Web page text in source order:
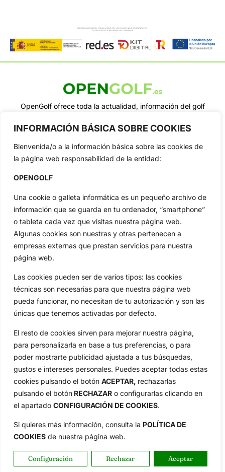
INFORMACIÓN BÁSICA SOBRE COOKIES
Bienvenida/o a la información básica sobre las cookies de
la página web responsabilidad de la entidad:
OPENGOLF
Una cookie o galleta informática es un pequeño archivo de
información que se guarda en tu ordenador, “smartphone”
o tableta cada vez que visitas nuestra página web.
Algunas cookies son nuestras y otras pertenecen a
empresas externas que prestan servicios para nuestra
página web.
Las cookies pueden ser de varios tipos: las cookies
técnicas son necesarias para que nuestra página web
pueda funcionar, no necesitan de tu autorización y son las
únicas que tenemos activadas por defecto.
El resto de cookies sirven para mejorar nuestra página,
para personalizarla en base a tus preferencias, o para
poder mostrarte publicidad ajustada a tus búsquedas,
gustos e intereses personales. Puedes aceptar todas estas
cookies pulsando el botón ACEPTAR, rechazarlas
pulsando el botón RECHAZAR o configurarlas clicando en
el apartado CONFIGURACIÓN DE COOKIES.
Si quieres más información, consulta la POLÍTICA DE
COOKIES de nuestra página web.
Configuración Rechazar Aceptar
OpenGolf ofrece toda la actualidad, información del golf
Jon Rahm, LIV Golf, PGA Tour, Ryder Cup, DP World Tour, LPGA
Tour...
Categorias
Inicio
Actualidad
Circuitos
Especiales
Jon Rahm
Vídeos
De Interés
Compañía
Aviso Legal
Política de Privacidad
Política de Cookies
Publicidad
Newsletters
Copyright © 2025 OpenGolf | Diseño por TecnoQuatre